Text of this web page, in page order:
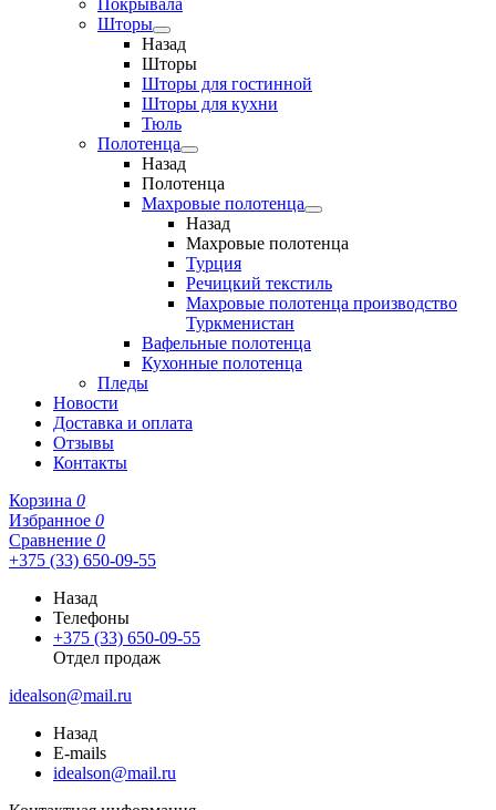
Покрывала
Шторы
Назад
Шторы
Шторы для гостинной
Шторы для кухни
Тюль
Полотенца
Назад
Полотенца
Махровые полотенца
Назад
Махровые полотенца
Турция
Речицкий текстиль
Махровые полотенца производство
Туркменистан
Вафельные полотенца
Кухонные полотенца
Пледы
Новости
Доставка и оплата
Отзывы
Контакты
Корзина 0
Избранное 0
Сравнение 0
+375 (33) 650-09-55
Назад
Телефоны
+375 (33) 650-09-55
Отдел продаж
idealson@mail.ru
Назад
E-mails
idealson@mail.ru